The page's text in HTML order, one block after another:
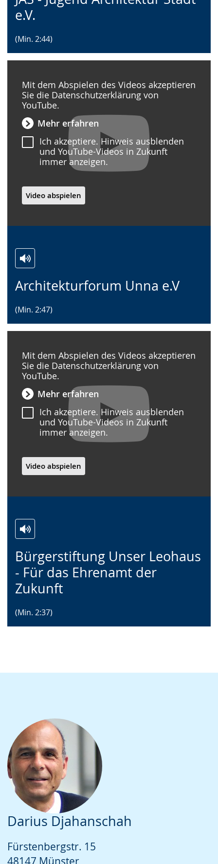
e.V.
Sprache
wechseln.
Unterstützung.
in
Deutscher
Gebärdensprache
angezeigt.
(Min. 2:44)
Architekturforum Unna e.V
Leichten
wechseln.
Audio-
Video
Deutscher
Gebärdensprache
wird
(Min. 2:47)
Mit dem Abspielen des Videos akzeptieren
Sie die Datenschutzerklärung von
YouTube.
Mehr erfahren
Ich akzeptiere. Hinweis ausblenden
und YouTube-Videos in Zukunft
immer anzeigen.
Video abspielen
Bürgerstiftung Unser Leohaus
- Für das Ehrenamt der
Zukunft
Leichten
Sprache
wechseln.
Audio-
Unterstützung.
Video
Deutscher
Gebärdensprache
angezeigt.
(Min. 2:37)
Mit dem Abspielen des Videos akzeptieren
Sie die Datenschutzerklärung von
YouTube.
Mehr erfahren
Ich akzeptiere. Hinweis ausblenden
und YouTube-Videos in Zukunft
immer anzeigen.
Video abspielen
Darius Djahanschah
Fürstenbergstr. 15
48147 Münster